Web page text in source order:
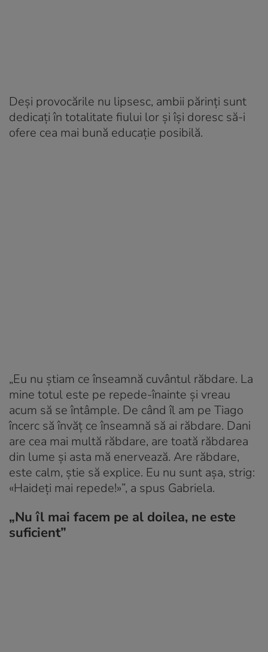
Deși provocările nu lipsesc, ambii părinți sunt
dedicați în totalitate fiului lor și își doresc să-i
ofere cea mai bună educație posibilă.
„Eu nu știam ce înseamnă cuvântul răbdare. La
mine totul este pe repede-înainte și vreau
acum să se întâmple. De când îl am pe Tiago
încerc să învăț ce înseamnă să ai răbdare. Dani
are cea mai multă răbdare, are toată răbdarea
din lume și asta mă enervează. Are răbdare,
este calm, știe să explice. Eu nu sunt așa, strig:
«Haideți mai repede!»”, a spus Gabriela.
„Nu îl mai facem pe al doilea, ne este
suficient”